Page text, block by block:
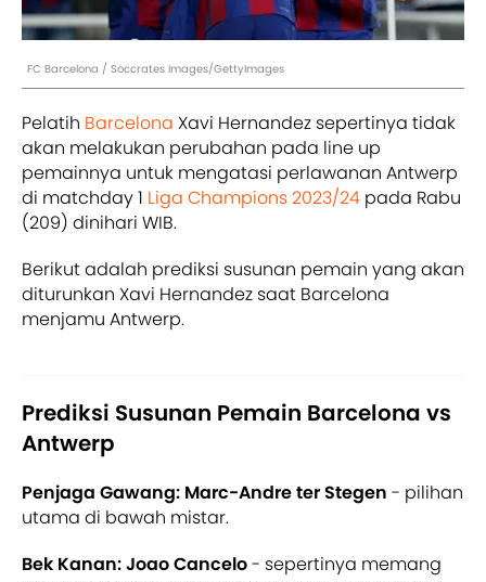
FC Barcelona / Soccrates Images/GettyImages
Pelatih Barcelona Xavi Hernandez sepertinya tidak
akan melakukan perubahan pada line up
pemainnya untuk mengatasi perlawanan Antwerp
di matchday 1 Liga Champions 2023/24 pada Rabu
(209) dinihari WIB.
Berikut adalah prediksi susunan pemain yang akan
diturunkan Xavi Hernandez saat Barcelona
menjamu Antwerp.
Prediksi Susunan Pemain Barcelona vs
Antwerp
Penjaga Gawang: Marc-Andre ter Stegen - pilihan
utama di bawah mistar.
Bek Kanan: Joao Cancelo- sepertinya memang